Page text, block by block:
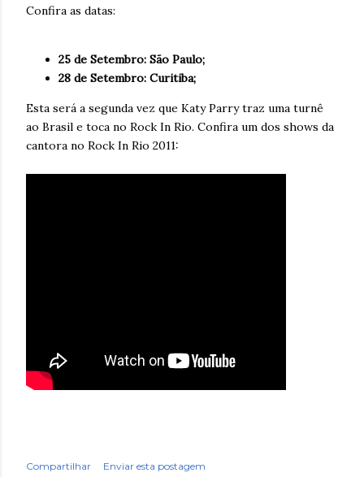
Confira as datas:
25 de Setembro: São Paulo;
28 de Setembro: Curitiba;
Esta será a segunda vez que Katy Parry traz uma turnê
ao Brasil e toca no Rock In Rio. Confira um dos shows da
cantora no Rock In Rio 2011:
Compartilhar
Enviar esta postagem